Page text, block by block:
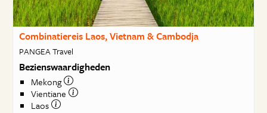
Combinatiereis Laos, Vietnam & Cambodja
PANGEA Travel
Bezienswaardigheden
Mekong
Vientiane
Laos